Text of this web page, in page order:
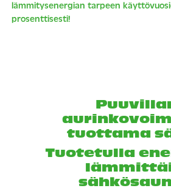
lämmitysenergian tarpeen
prosenttisesti!
tuottama
Tuotetulla